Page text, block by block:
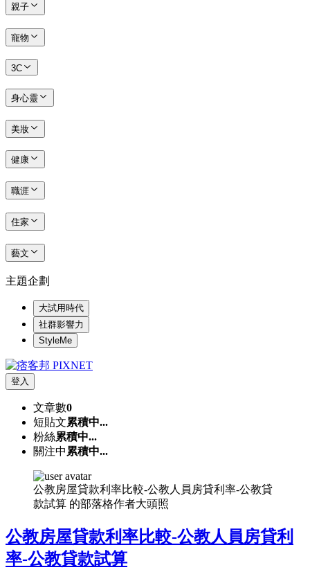
親子
寵物
3C
身心靈
美妝
健康
職涯
住家
藝文
主題企劃
大試用時代
社群影響力
StyleMe
登入
文章數0
短貼文累積中...
粉絲累積中...
關注中 累積中...
公教房屋貸款利率比較-公教人員房貸利率-公教貸
款試算 的部落格作者大頭照
公教房屋貸款利率比較-公教人員房貸利
率-公教貸款試算